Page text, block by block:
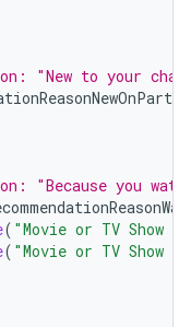
"New to your
"Because you
( "Movie or TV Show
( "Movie or TV Show